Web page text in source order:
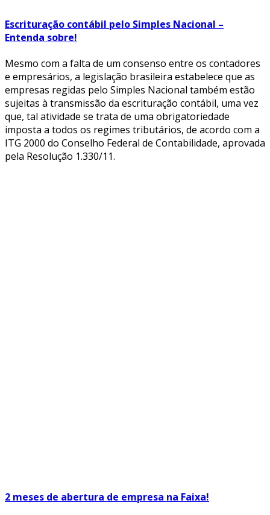
Escrituração contábil pelo Simples Nacional –
Entenda sobre!
Mesmo com a falta de um consenso entre os contadores
e empresários, a legislação brasileira estabelece que as
empresas regidas pelo Simples Nacional também estão
sujeitas à transmissão da escrituração contábil, uma vez
que, tal atividade se trata de uma obrigatoriedade
imposta a todos os regimes tributários, de acordo com a
ITG 2000 do Conselho Federal de Contabilidade, aprovada
pela Resolução 1.330/11.
2 meses de abertura de empresa na Faixa!